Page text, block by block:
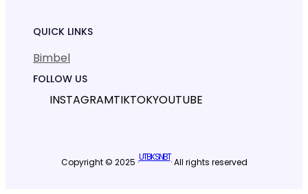
QUICK LINKS
Bimbel
FOLLOW US
INSTAGRAMTIKTOKYOUTUBE
Copyright © 2025 ·UTBK SNBT· All rights reserved